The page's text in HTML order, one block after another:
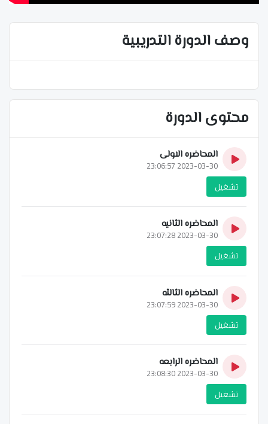
وصف الدورة التدريبية
محتوى الدورة
المحاضره الاولى
2023-03-30 23:06:57
تشغيل
المحاضره الثانيه
2023-03-30 23:07:28
تشغيل
المحاضره الثالثه
2023-03-30 23:07:59
تشغيل
المحاضره الرابعه
2023-03-30 23:08:30
تشغيل